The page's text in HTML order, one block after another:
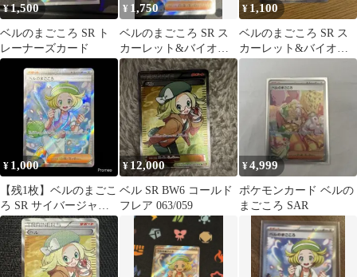
¥1,500
ベルのまごころ SR ト
レーナーズカード
¥ 1,750
ベルのまごころ SR ス
カーレット&バイオレ
ット 拡張パック サイバ
ージャッジ…
¥ 1,100
ベルのまごころ SR ス
カーレット&バイオレ
ット 拡張パック サイバ
ージャッジ…
¥ 1,000
【残1枚】ベルのまごこ
ろ SR サイバージャッ
ジ sv5M 092/071
¥ 12,000
ベル SR BW6 コールド
フレア 063/059
¥4,999
ポケモンカード ベルの
まごころ SAR